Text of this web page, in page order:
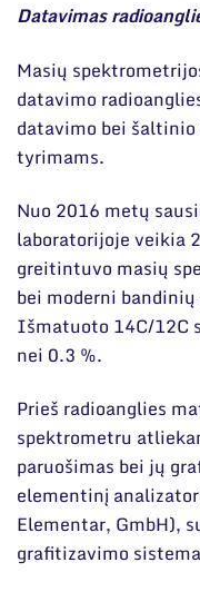
Datavimas
Masių
datavimo
datavimo bei
tyrimams.
Nuo 2016 metų
laboratorijoje veikia
greitintuvo masių
bei moderni
Išmatuoto 14C/12C
nei 0.3 %.
Prieš radioanglies
spektrometru
paruošimas bei jų
elementinį
Elementar, GmbH),
grafitizavimo